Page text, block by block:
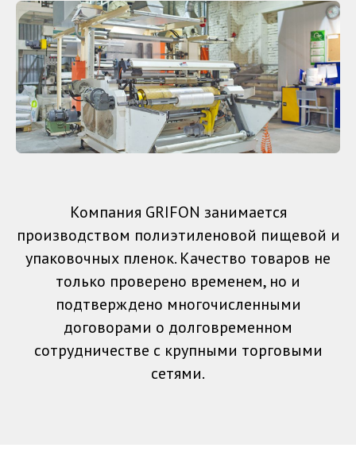
Компания GRIFON занимается
производством полиэтиленовой пищевой и
упаковочных пленок. Качество товаров не
только проверено временем, но и
подтверждено многочисленными
договорами о долговременном
сотрудничестве с крупными торговыми
сетями.